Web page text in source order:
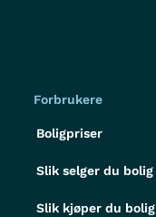
Forbrukere
Boligpriser
Slik selger du bolig
Slik kjøper du bolig